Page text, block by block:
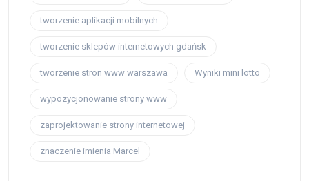
tworzenie aplikacji mobilnych
tworzenie sklepów internetowych gdańsk
tworzenie stron www warszawa Wyniki mini lotto
wypozycjonowanie strony www
zaprojektowanie strony internetowej
znaczenie imienia Marcel